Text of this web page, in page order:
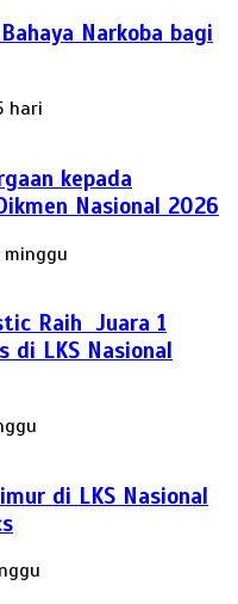
Narkoba bagi
hari
kepada
Nasional 2026
minggu
Raih Juara 1
di LKS Nasional
di LKS Nasional